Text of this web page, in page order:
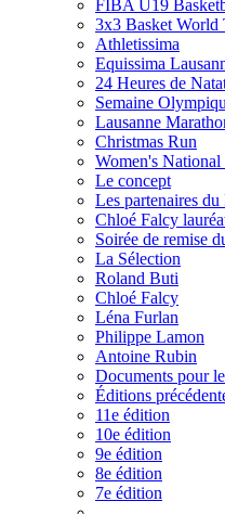
FIBA U19
3x3 Basket World
Athletissima
Equissima
24 Heures de
Semaine
Lausanne
Christmas Run
Women's
Le concept
Les partenaires
Chloé Falcy
Soirée de remise
La Sélection
Roland Buti
Chloé Falcy
Léna Furlan
Philippe Lamon
Antoine Rubin
Documents pour
Éditions
11e édition
10e édition
9e édition
8e édition
7e édition